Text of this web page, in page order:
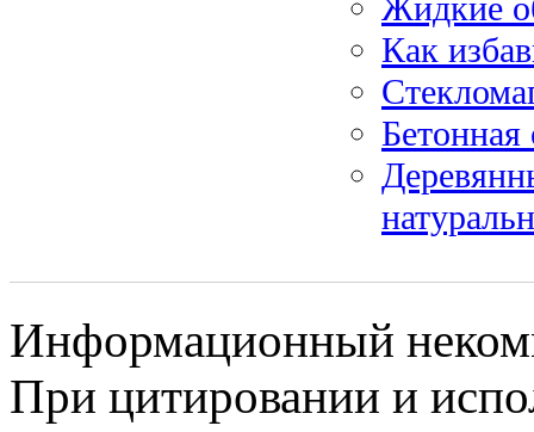
Жидкие
Как
Информационный
При цитировании и